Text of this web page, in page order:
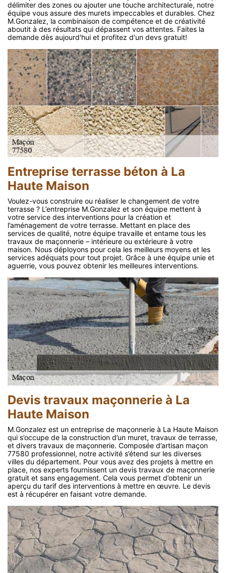
délimiter des zones ou ajouter une touche architecturale, notre
équipe vous assure des murets impeccables et durables. Chez
M.Gonzalez, la combinaison de compétence et de créativité
aboutit à des résultats qui dépassent vos attentes. Faites la
demande dès aujourd'hui et profitez d'un devs gratuit!
Entreprise terrasse béton à La
Haute Maison
Voulez-vous construire ou réaliser le changement de votre
terrasse ? L’entreprise M.Gonzalez et son équipe mettent à
votre service des interventions pour la création et
l’aménagement de votre terrasse. Mettant en place des
services de qualité, notre équipe travaille et entame tous les
travaux de maçonnerie – intérieure ou extérieure à votre
maison. Nous déployons pour cela les meilleurs moyens et les
services adéquats pour tout projet. Grâce à une équipe unie et
aguerrie, vous pouvez obtenir les meilleures interventions.
Devis travaux maçonnerie à La
Haute Maison
M.Gonzalez est un entreprise de maçonnerie à La Haute Maison
qui s’occupe de la construction d’un muret, travaux de terrasse,
et divers travaux de maçonnerie. Composée d’artisan maçon
77580 professionnel, notre activité s’étend sur les diverses
villes du département. Pour vous avez des projets à mettre en
place, nos experts fournissent un devis travaux de maçonnerie
gratuit et sans engagement. Cela vous permet d’obtenir un
aperçu du tarif des interventions à mettre en œuvre. Le devis
est à récupérer en faisant votre demande.